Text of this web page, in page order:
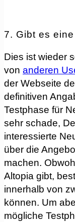
7. Gibt es
Dies ist wieder so ein Punkt, von dem sich Altopia
von anderen
der Webseite
definitiven
Testphase für
sehr schade,
interessierte
über die
machen.
Altopia gibt,
innerhalb von
können. Um
mögliche